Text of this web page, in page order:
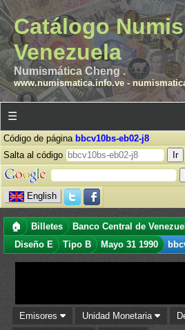
Catálogo
Venezuela
Numismática Cheng .
www.numismatica.info.ve-
☰
Código de página bbcv10bs-eb02-j8
Salta al código
English
🏠 Billetes Banco Central de
Diseño E
Tipo B Mayo 31 1990
Emisores Unidad Monetaria